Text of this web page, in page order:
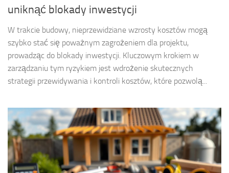
uniknąć blokady inwestycji
W trakcie budowy, nieprzewidziane wzrosty kosztów mogą
szybko stać się poważnym zagrożeniem dla projektu,
prowadząc do blokady inwestycji. Kluczowym krokiem w
zarządzaniu tym ryzykiem jest wdrożenie skutecznych
strategii przewidywania i kontroli kosztów, które pozwolą...